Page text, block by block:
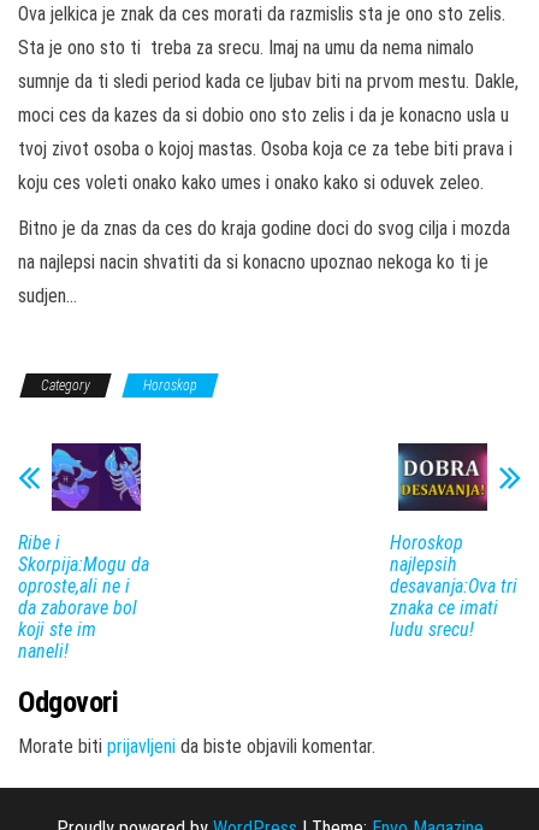
Ova jelkica je znak da ces morati da razmislis sta je ono sto zelis.
Sta je ono sto ti treba za srecu. Imaj na umu da nema nimalo
sumnje da ti sledi period kada ce ljubav biti na prvom mestu. Dakle,
moci ces da kazes da si dobio ono sto zelis i da je konacno usla u
tvoj zivot osoba o kojoj mastas. Osoba koja ce za tebe biti prava i
koju ces voleti onako kako umes i onako kako si oduvek zeleo.
Bitno je da znas da ces do kraja godine doci do svog cilja i mozda
na najlepsi nacin shvatiti da si konacno upoznao nekoga ko ti je
sudjen…
Category Horoskop
Ribe i
Skorpija:Mogu da
oproste,ali ne i
da zaborave bol
koji ste im
naneli!
Horoskop
najlepsih
desavanja:Ova tri
znaka ce imati
ludu srecu!
Odgovori
Morate biti prijavljeni da biste objavili komentar.